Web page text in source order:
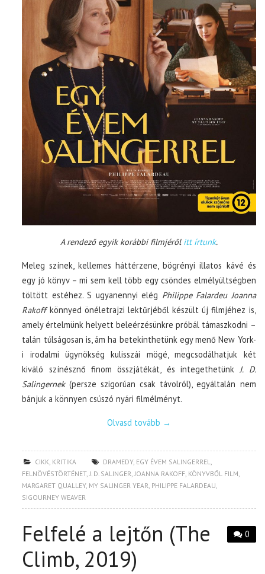
A rendező egyik korábbi filmjéről itt írtunk.
Meleg színek, kellemes háttérzene, bögrényi illatos kávé és
egy jó könyv – mi sem kell több egy csöndes elmélyültségben
töltött estéhez. S ugyanennyi elég Philippe Falardeu Joanna
Rakoffkönnyed önéletrajzi lektűrjéből készült új filmjéhez is,
amely értelmünk helyett beleérzésünkre próbál támaszkodni –
talán túlságosan is, ám ha betekinthetünk egy menő New York-
i irodalmi ügynökség kulisszái mögé, megcsodálhatjuk két
kiváló színésznő finom összjátékát, és integethetünkJ. D.
Salingernek(persze szigorúan csak távolról), egyáltalán nem
bánjuk a könnyen csúszó nyári filmélményt.
Olvasd tovább →
CIKK, KRITIKA DRAMEDY, EGY ÉVEM SALINGERREL,
FELNÖVÉSTÖRTÉNET,J. D. SALINGER,JOANNA RAKOFF, KÖNYVBŐL FILM,
MARGARET QUALLEY, MY SALINGER YEAR, PHILIPPE FALARDEAU,
SIGOURNEY WEAVER
0
Felfelé a lejtőn (The
Climb, 2019)